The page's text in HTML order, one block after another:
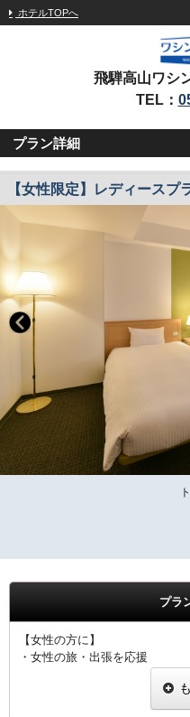
ホテルTOPへ
飛騨高山ワシ
TEL：
プラン詳細
【女性限定】レディースプ
プラ
【女性の方に】
・女性の旅・出張を応援
ピュアスマイル eyeしてる